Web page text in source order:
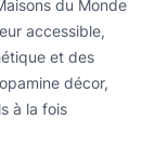
du Monde
accessible,
et des
décor,
à la fois